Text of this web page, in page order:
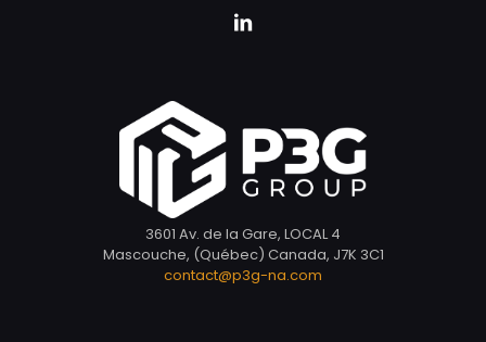
3601 Av. de la Gare, LOCAL 4
Mascouche, (Québec) Canada, J7K 3C1
contact@p3g-na.com